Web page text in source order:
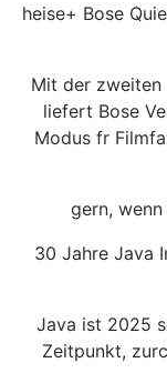
heise+ Bose
Mit der
liefert Bose
Modus fr
gern,
30 Jahre Java
Java ist 2025
Zeitpunkt,